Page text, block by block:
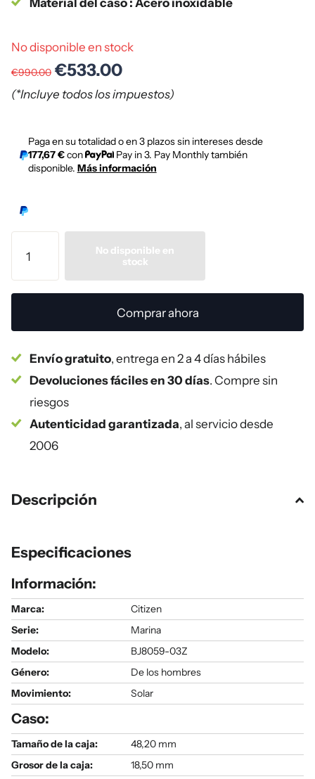
No disponible en stock
€990.00 €533.00
(*Incluye todos los impuestos)
Paga en su totalidad o en 3 plazos sin intereses desde
177,67 €con
Pay in 3. Pay Monthly también
disponible. Más información
No disponible en
stock
Comprar ahora
Envío gratuito, entrega en 2 a 4 días hábiles
Devoluciones fáciles en 30 días. Compre sin
riesgos
Autenticidad garantizada, al servicio desde
2006
Descripción
Especificaciones
Información:
Marca:
Citizen
Serie:
Marina
Modelo:
BJ8059-03Z
Género:
De los hombres
Movimiento:
Solar
Caso:
Tamaño de la caja:
48,20 mm
Grosor de la caja:
18,50 mm